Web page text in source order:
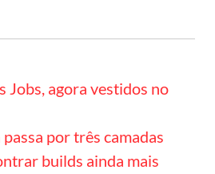
Jobs, agora vestidos no
por três camadas
builds ainda mais